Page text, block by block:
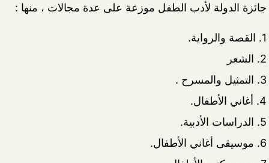
جائزة الدولة لأدب الطفل موزعة على عدة مجالات ، منها :
1. القصة والرواية.
2. الشعر
3. التمثيل والمسرح .
4. أغاني الأطفال.
5. الدراسات الأدبية.
6. موسيقى أغاني الأطفال.